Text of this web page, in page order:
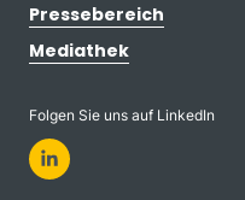
Pressebereich
Mediathek
Folgen Sie uns auf LinkedIn